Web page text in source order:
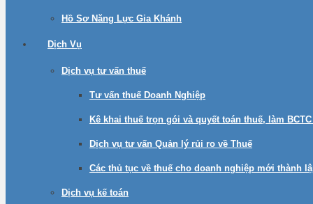
Hồ Sơ Năng Lực Gia Khánh
Dịch Vụ
Dịch vụ tư vấn thuế
Tư vấn thuế Doanh Nghiệp
Kê khai thuế trọn gói và quyết toán thuế, làm
Dịch vụ tư vấn Quản lý rủi ro về Thuế
Các thủ tục về thuế cho doanh nghiệp mới thành
Dịch vụ kế toán